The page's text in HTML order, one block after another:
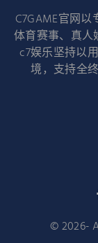
C7GAME官网
体育赛事、真人
c7娱乐坚持以
境，支持全
©2026-